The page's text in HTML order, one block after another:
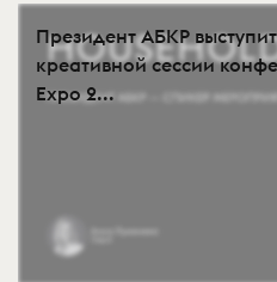
Президент АБКР
креативной сессии
Expo 2...